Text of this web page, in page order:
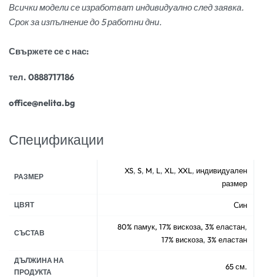
Всички модели се изработват индивидуално след заявка.
Срок за изпълнение до 5 работни дни.
Свържете се с нас:
тел. 0888717186
office@nelita.bg
Спецификации
РАЗМЕР
XS, S, M, L, XL, XXL, индивидуален
размер
ЦВЯТ Син
СЪСТАВ
80% памук, 17% вискоза, 3% еластан,
17% вискоза, 3% еластан
ДЪЛЖИНА НА
ПРОДУКТА
65 см.